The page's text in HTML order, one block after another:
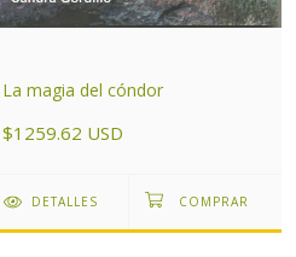
La magia del cóndor
$1259.62 USD
DETALLES